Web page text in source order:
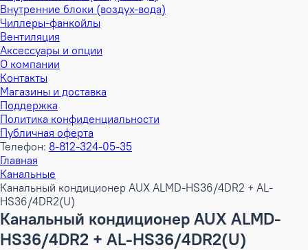
Внутренние блоки (воздух-вода)
Чиллеры-фанкойлы
Вентиляция
Аксессуары и опции
О компании
Контакты
Магазины и доставка
Поддержка
Политика конфиденциальности
Публичная оферта
Телефон: 8-812-324-05-35
Главная
Канальные
Канальный кондиционер AUX ALMD-HS36/4DR2 + AL-
HS36/4DR2(U)
Канальный кондиционер AUX ALMD-
HS36/4DR2 + AL-HS36/4DR2(U)